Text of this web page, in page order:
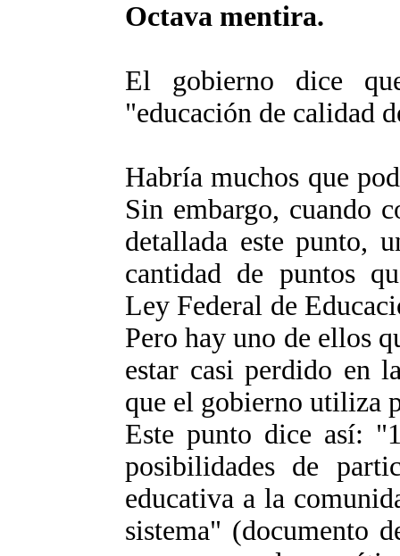
Octava mentira.
El gobierno dice
"educación de calidad
Habría muchos que
Sin embargo, cuando
detallada este punto,
cantidad de puntos
Ley Federal de
Pero hay uno de ellos
estar casi perdido en
que el gobierno utiliza
Este punto dice así:
posibilidades de
educativa a la
sistema" (documento